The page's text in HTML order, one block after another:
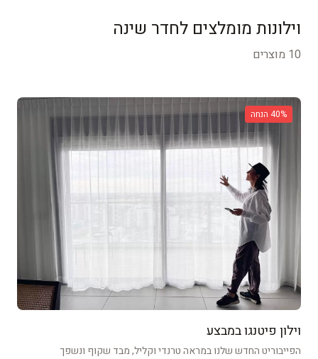
וילונות מומלצים לחדר שינה
10 מוצרים
40% הנחה
וילון פיטנגו במבצע
ֿהפייבוריט החדש שלנו במראה טרנדי וקליל, מבד שקוף ונשפך